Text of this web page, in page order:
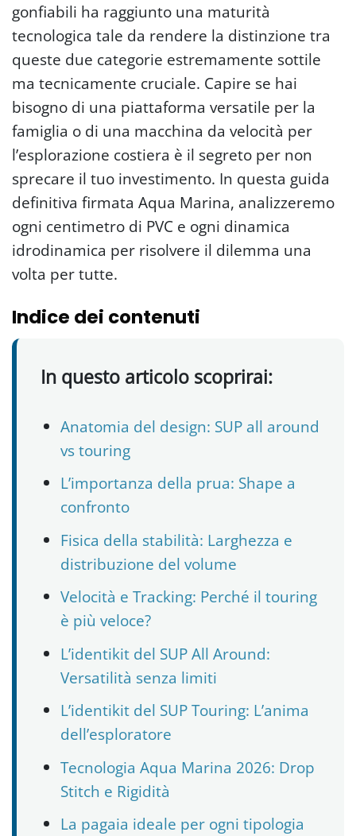
gonfiabili ha raggiunto una maturità
tecnologica tale da rendere la distinzione tra
queste due categorie estremamente sottile
ma tecnicamente cruciale. Capire se hai
bisogno di una piattaforma versatile per la
famiglia o di una macchina da velocità per
l’esplorazione costiera è il segreto per non
sprecare il tuo investimento. In questa guida
definitiva firmata Aqua Marina, analizzeremo
ogni centimetro di PVC e ogni dinamica
idrodinamica per risolvere il dilemma una
volta per tutte.
Indice dei contenuti
In questo articolo scoprirai:
Anatomia del design: SUP all around
vs touring
L’importanza della prua: Shape a
confronto
Fisica della stabilità: Larghezza e
distribuzione del volume
Velocità e Tracking: Perché il touring
è più veloce?
L’identikit del SUP All Around:
Versatilità senza limiti
L’identikit del SUP Touring: L’anima
dell’esploratore
Tecnologia Aqua Marina 2026: Drop
Stitch e Rigidità
La pagaia ideale per ogni tipologia